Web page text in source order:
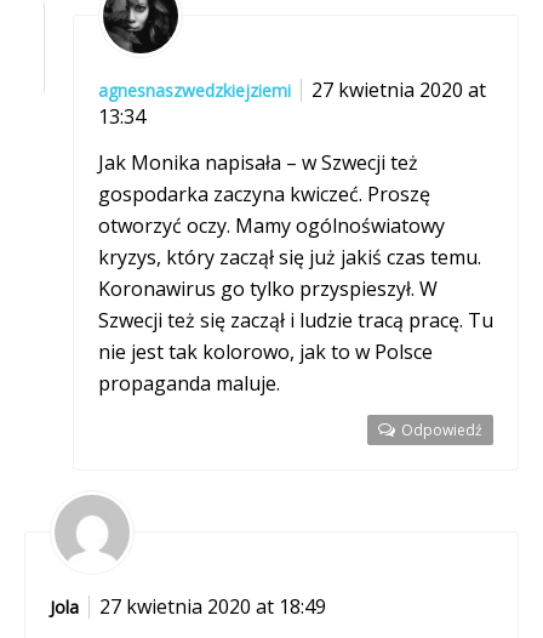
agnesnaszwedzkiejziemi
27 kwietnia 2020 at
13:34
Jak Monika napisała – w Szwecji też
gospodarka zaczyna kwiczeć. Proszę
otworzyć oczy. Mamy ogólnoświatowy
kryzys, który zaczął się już jakiś czas temu.
Koronawirus go tylko przyspieszył. W
Szwecji też się zaczął i ludzie tracą pracę. Tu
nie jest tak kolorowo, jak to w Polsce
propaganda maluje.
Odpowiedź
Jola
27 kwietnia 2020 at 18:49